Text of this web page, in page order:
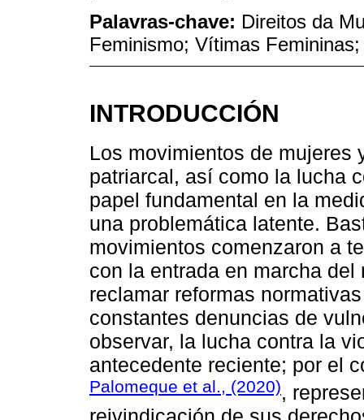
Palavras-chave: Direitos da
Feminismo; Vítimas
INTRODUCCIÓN
Los movimientos de mujeres
patriarcal, así como la lucha
papel fundamental en la
una problemática latente.
movimientos comenzaron a
con la entrada en marcha
reclamar reformas
constantes denuncias de
observar, la lucha contra la
antecedente reciente; por el
Palomeque et al., (2020),